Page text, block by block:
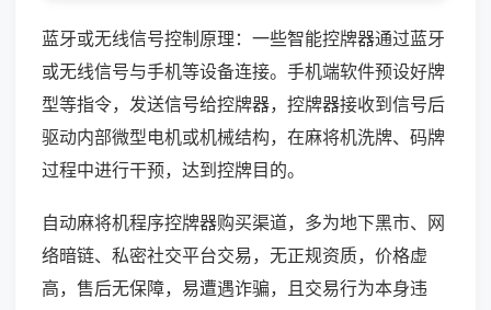
蓝牙或无线信号控制原理：一些智能控牌器通过蓝牙
或无线信号与手机等设备连接。手机端软件预设好牌
型等指令，发送信号给控牌器，控牌器接收到信号后
驱动内部微型电机或机械结构，在麻将机洗牌、码牌
过程中进行干预，达到控牌目的。
自动麻将机程序控牌器购买渠道，多为地下黑市、网
络暗链、私密社交平台交易，无正规资质，价格虚
高，售后无保障，易遭遇诈骗，且交易行为本身违